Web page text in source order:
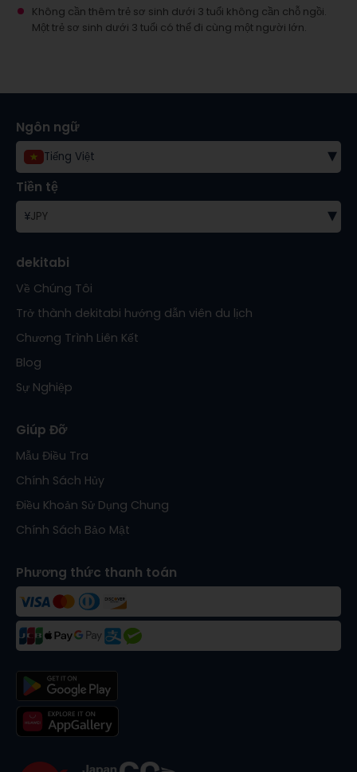
Không cần thêm trẻ sơ sinh dưới 3 tuổi không cần chỗ ngồi.
Một trẻ sơ sinh dưới 3 tuổi có thể đi cùng một người lớn.
Ngôn ngữ
Tiếng Việt ▾
Tiền tệ
¥JPY ▾
dekitabi
Về Chúng Tôi
Trở thành dekitabi hướng dẫn viên du lịch
Chương Trình Liên Kết
Blog
Sự Nghiệp
Giúp Đỡ
Mẫu Điều Tra
Chính Sách Hủy
Điều Khoản Sử Dụng Chung
Chính Sách Bảo Mật
Phương thức thanh toán